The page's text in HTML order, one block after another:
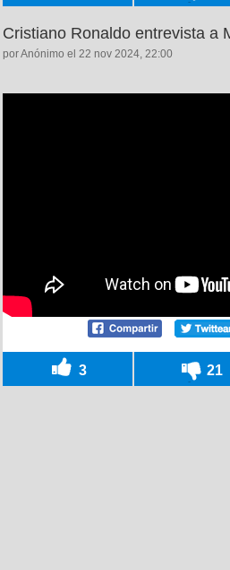
Cristiano Ronaldo entrevista a
por Anónimo el 22 nov 2024, 22:00
3 21